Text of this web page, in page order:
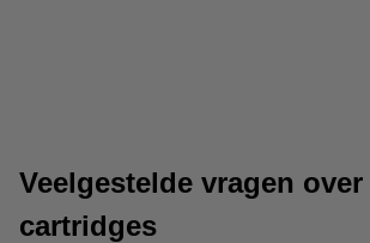
Veelgestelde vragen over
cartridges